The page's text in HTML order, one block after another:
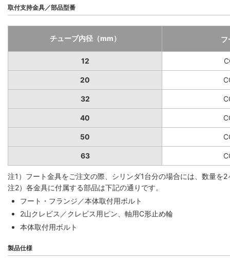
取付支持金具／部品型番
チューブ内径（mm） フ
12
20
32
40
50
63
注1）フート金具をご注文の際、シリンダ1台分の場合には、数量を
注2）各金具に付属する部品は下記の通りです。
フート・フランジ／本体取付用ボルト
2山クレビス／クレビス用ピン、軸用C形止め輪
本体取付用ボルト
製品仕様